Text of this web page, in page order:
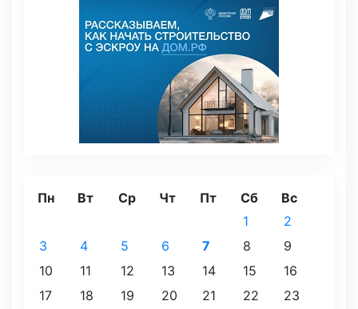
Пн Вт Ср Чт Пт Сб Вс
1
2
3
4 5 6 7 8
9
10
11 12 13 14 15
16
17
18 19 20 21 22
23